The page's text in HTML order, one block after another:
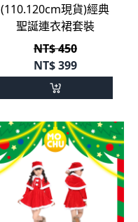
(110.120cm現貨)經典
聖誕連衣裙套裝
NT$ 450
NT$399